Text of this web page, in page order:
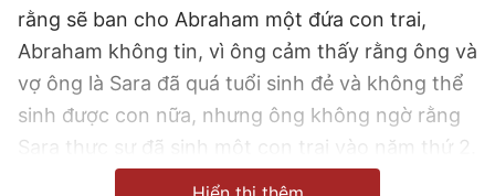
rằng sẽ ban cho Abraham một đứa con trai,
Abraham không tin, vì ông cảm thấy rằng ông và
vợ ông là Sara đã quá tuổi sinh đẻ và không thể
sinh được con nữa, nhưng ông không ngờ rằng
Sara thực sự đã sinh một con trai vào năm thứ 2.
Mỗi khi tôi xem những đoạn kinh thánh này, tôi